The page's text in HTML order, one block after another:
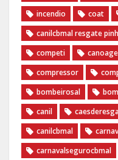
incendio
coat
canilcbmal resgate
competi
compressor
bombeirosal
canil
canilcbmal
carnavalsegurocbmal